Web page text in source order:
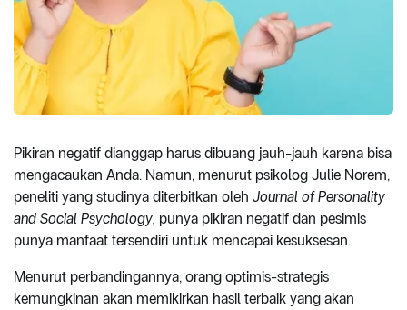
Pikiran negatif dianggap harus dibuang jauh-jauh karena bisa
mengacaukan Anda. Namun, menurut psikolog Julie Norem,
peneliti yang studinya diterbitkan oleh Journal of Personality
and Social Psychology, punya pikiran negatif dan pesimis
punya manfaat tersendiri untuk mencapai kesuksesan.
Menurut perbandingannya, orang optimis-strategis
kemungkinan akan memikirkan hasil terbaik yang akan